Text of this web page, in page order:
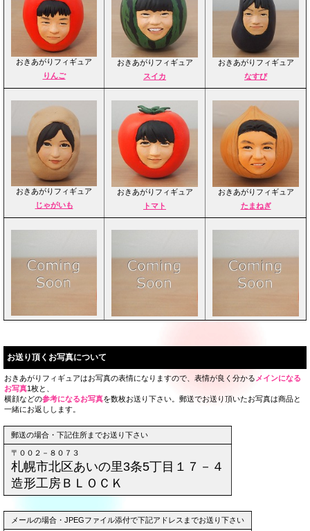
おきあがりフィギュア
りんご
おきあがりフィギュア
スイカ
おきあがりフィギュア
なすび
おきあがりフィギュア
じゃがいも
おきあがりフィギュア
トマト
おきあがりフィギュア
たまねぎ
お送り頂くお写真について
おきあがりフィギュアはお写真の表情になりますので、表情が良く分かる メインになる
お写真1枚と、
横顔などの参考になるお写真を数枚お送り下さい。郵送でお送り頂いたお写真は商品と
一緒にお返しします。
郵送の場合・下記住所までお送り下さい
〒００２－８０７３
札幌市北区あいの里3条5丁目１７－４
造形工房ＢＬＯＣＫ
メールの場合・JPEGファイル添付で下記アドレスまでお送り下さい